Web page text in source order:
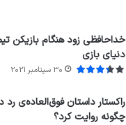
خداحافظی زود هنگام بازیکن
دنیای بازی
30 سپتامبر 2021
راکستار داستان فوق‌العاده‌ی
چگونه روایت کرد؟